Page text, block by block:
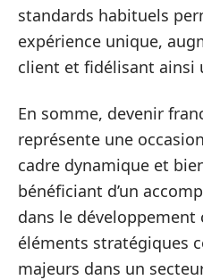
standards habituels
expérience unique,
client et fidélisant ainsi
En somme, devenir
représente une
cadre dynamique et
bénéficiant d’un
dans le développement
éléments stratégiques
majeurs dans un